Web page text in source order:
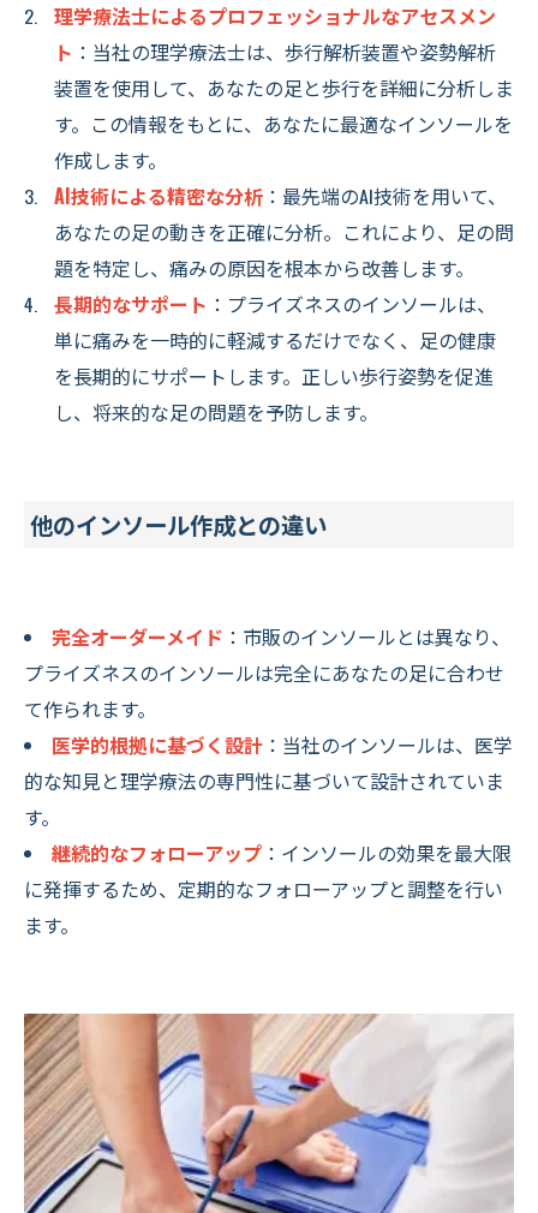
理学療法士によるプロフェッショナルなアセスメン
ト ：当社の理学療法士は、歩行解析装置や姿勢解析
装置を使用して、あなたの足と歩行を詳細に分析しま
す。この情報をもとに、あなたに最適なインソールを
作成します。
AI技術による精密な分析 ：最先端のAI技術を用いて、
あなたの足の動きを正確に分析。これにより、足の問
題を特定し、痛みの原因を根本から改善します。
長期的なサポート ：プライズネスのインソールは、
単に痛みを一時的に軽減するだけでなく、足の健康
を長期的にサポートします。正しい歩行姿勢を促進
し、将来的な足の問題を予防します。
他のインソール作成との違い
完全オーダーメイド ：市販のインソールとは異なり、
プライズネスのインソールは完全にあなたの足に合わせ
て作られます。
医学的根拠に基づく設計：当社のインソールは、医学
的な知見と理学療法の専門性に基づいて設計されていま
す。
継続的なフォローアップ：インソールの効果を最大限
に発揮するため、定期的なフォローアップと調整を行い
ます。